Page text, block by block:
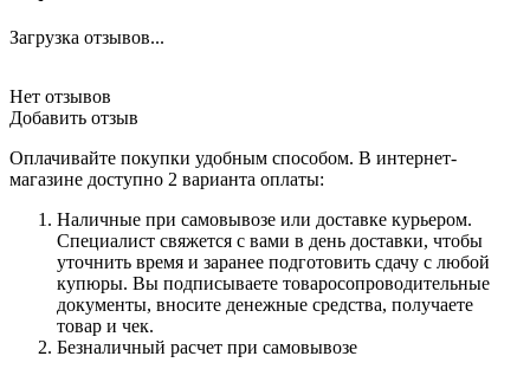
Загрузка отзывов...
Нет отзывов
Добавить отзыв
Оплачивайте покупки удобным способом. В интернет-
магазине доступно 2 варианта оплаты:
Наличные при самовывозе или доставке курьером.
Специалист свяжется с вами в день доставки, чтобы
уточнить время и заранее подготовить сдачу с любой
купюры. Вы подписываете товаросопроводительные
документы, вносите денежные средства, получаете
товар и чек.
Безналичный расчет при самовывозе